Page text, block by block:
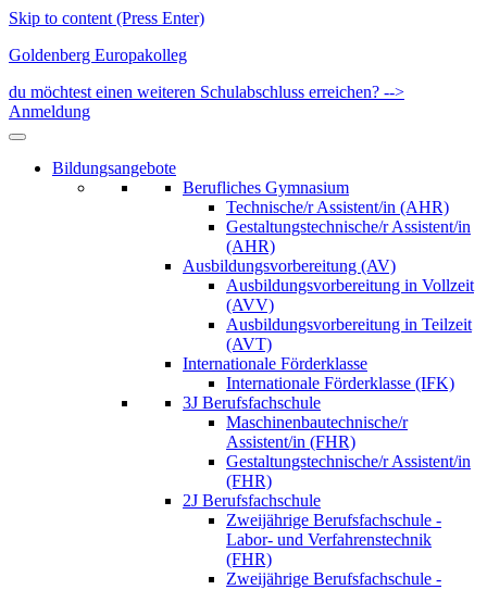
Skip to content (Press Enter)
Goldenberg Europakolleg
du möchtest einen weiteren Schulabschluss erreichen? -->
Anmeldung
Bildungsangebote
Berufliches Gymnasium
Technische/r Assistent/in (AHR)
Gestaltungstechnische/r Assistent/in
(AHR)
Ausbildungsvorbereitung (AV)
Ausbildungsvorbereitung in Vollzeit
(AVV)
Ausbildungsvorbereitung in Teilzeit
(AVT)
Internationale Förderklasse
Internationale Förderklasse (IFK)
3J Berufsfachschule
Maschinenbautechnische/r
Assistent/in (FHR)
Gestaltungstechnische/r Assistent/in
(FHR)
2J Berufsfachschule
Zweijährige Berufsfachschule -
Labor- und Verfahrenstechnik
(FHR)
Zweijährige Berufsfachschule -